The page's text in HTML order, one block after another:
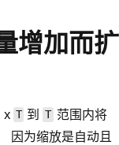
增加而扩
x T 到T范围内将
因为缩放是自动且